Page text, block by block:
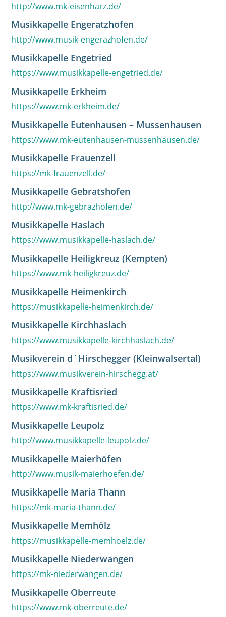
http://www.mk-eisenharz.de/
Musikkapelle Engeratzhofen
http://www.musik-engerazhofen.de/
Musikkapelle Engetried
https://www.musikkapelle-engetried.de/
Musikkapelle Erkheim
https://www.mk-erkheim.de/
Musikkapelle Eutenhausen – Mussenhausen
https://www.mk-eutenhausen-mussenhausen.de/
Musikkapelle Frauenzell
https://mk-frauenzell.de/
Musikkapelle Gebratshofen
http://www.mk-gebrazhofen.de/
Musikkapelle Haslach
https://www.musikkapelle-haslach.de/
Musikkapelle Heiligkreuz (Kempten)
https://www.mk-heiligkreuz.de/
Musikkapelle Heimenkirch
https://musikkapelle-heimenkirch.de/
Musikkapelle Kirchhaslach
https://www.musikkapelle-kirchhaslach.de/
Musikverein d´Hirschegger (Kleinwalsertal)
https://www.musikverein-hirschegg.at/
Musikkapelle Kraftisried
https://www.mk-kraftisried.de/
Musikkapelle Leupolz
http://www.musikkapelle-leupolz.de/
Musikkapelle Maierhöfen
http://www.musik-maierhoefen.de/
Musikkapelle Maria Thann
https://mk-maria-thann.de/
Musikkapelle Memhölz
https://musikkapelle-memhoelz.de/
Musikkapelle Niederwangen
https://mk-niederwangen.de/
Musikkapelle Oberreute
https://www.mk-oberreute.de/